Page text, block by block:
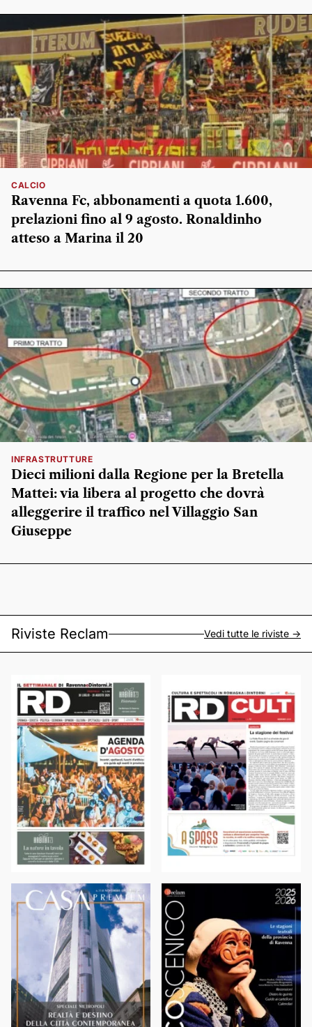
CALCIO
Ravenna Fc, abbonamenti a quota 1.600,
prelazioni fino al 9 agosto. Ronaldinho
atteso a Marina il 20
INFRASTRUTTURE
Dieci milioni dalla Regione per la Bretella
Mattei: via libera al progetto che dovrà
alleggerire il traffico nel Villaggio San
Giuseppe
Riviste Reclam Vedi tutte le riviste ->